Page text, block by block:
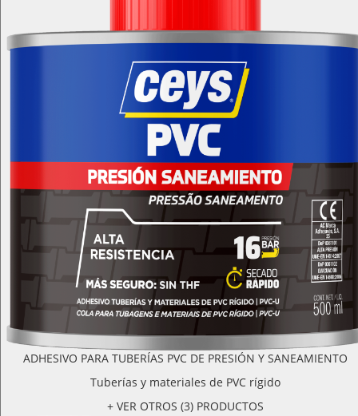
ADHESIVO PARA TUBERÍAS PVC DE PRESIÓN Y SANEAMIENTO
Tuberías y materiales de PVC rígido
+ VER OTROS (3) PRODUCTOS